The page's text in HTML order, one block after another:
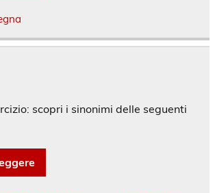
scopri i sinonimi delle seguenti